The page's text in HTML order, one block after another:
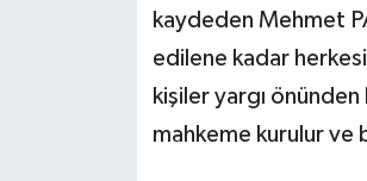
kaydeden Mehmet
edilene kadar
kişiler yargı önünden
mahkeme kurulur ve